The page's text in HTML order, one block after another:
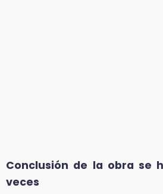
Conclusión de la obra se
veces